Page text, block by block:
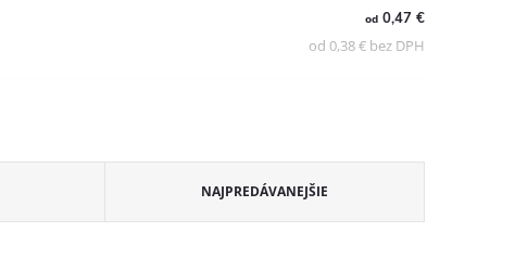
od 0,47 €
od 0,38 € bez DPH
NAJPREDÁVANEJŠIE